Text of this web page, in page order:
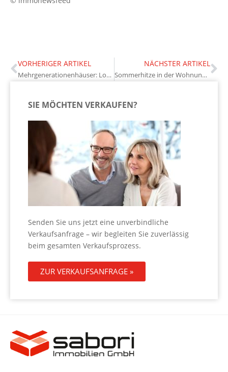
VORHERIGER ARTIKEL
Mehrgenerationenhäuser: Lohnt sich das Wohnkonzept für Eigentümer?
NÄCHSTER ARTIKEL
Sommerhitze in der Wohnung vermeiden: Diese Maßnahmen helfen
SIE MÖCHTEN VERKAUFEN?
Senden Sie uns jetzt eine unverbindliche
Verkaufsanfrage – wir begleiten Sie zuverlässig
beim gesamten Verkaufsprozess.
ZUR VERKAUFSANFRAGE »